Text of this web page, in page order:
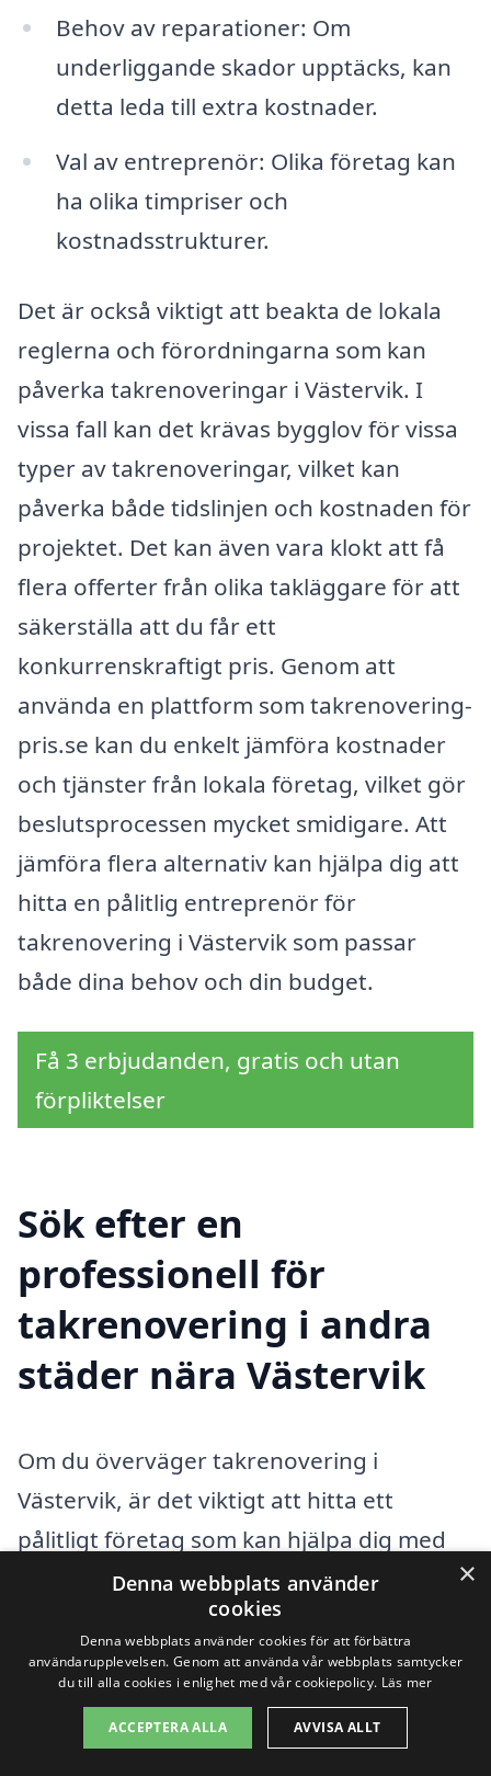
Behov av reparationer: Om
underliggande skador upptäcks, kan
detta leda till extra kostnader.
Val av entreprenör: Olika företag kan
ha olika timpriser och
kostnadsstrukturer.
Det är också viktigt att beakta de lokala
reglerna och förordningarna som kan
påverka takrenoveringar i Västervik. I
vissa fall kan det krävas bygglov för vissa
typer av takrenoveringar, vilket kan
påverka både tidslinjen och kostnaden för
projektet. Det kan även vara klokt att få
flera offerter från olika takläggare för att
säkerställa att du får ett
konkurrenskraftigt pris. Genom att
använda en plattform som takrenovering-
pris.se kan du enkelt jämföra kostnader
och tjänster från lokala företag, vilket gör
beslutsprocessen mycket smidigare. Att
jämföra flera alternativ kan hjälpa dig att
hitta en pålitlig entreprenör för
takrenovering i Västervik som passar
både dina behov och din budget.
Få 3 erbjudanden, gratis och utan
förpliktelser
Sök efter en
professionell för
takrenovering i andra
städer nära Västervik
Om du överväger takrenovering i
Västervik, är det viktigt att hitta ett
pålitligt företag som kan hjälpa dig med
dina behov. Det finns flera alternativ i
närliggande städer som kan erbjuda den
expertis och de tjänster du söker.
Takrenovering är en investering i ditt hem
och kan förbättra både dess utseende
×
Denna webbplats använder
cookies
Denna webbplats använder cookies för att förbättra
användarupplevelsen. Genom att använda vår webbplats samtycker
du till alla cookies i enlighet med vår cookiepolicy. Läs mer
ACCEPTERA ALLA AVVISA ALLT